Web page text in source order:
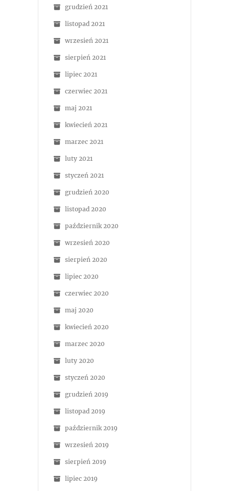
grudzień 2021
listopad 2021
wrzesień 2021
sierpień 2021
lipiec 2021
czerwiec 2021
maj 2021
kwiecień 2021
marzec 2021
luty 2021
styczeń 2021
grudzień 2020
listopad 2020
październik 2020
wrzesień 2020
sierpień 2020
lipiec 2020
czerwiec 2020
maj 2020
kwiecień 2020
marzec 2020
luty 2020
styczeń 2020
grudzień 2019
listopad 2019
październik 2019
wrzesień 2019
sierpień 2019
lipiec 2019